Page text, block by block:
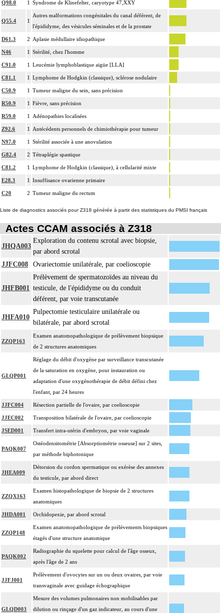
Q98.0 1 Syndrome de Klinefelter, caryotype 47,XXY
Q55.4 1
Autres malformations congénitales du canal déférent, de
l'épididyme, des vésicules séminales et de la prostate
D61.3 2 Aplasie médullaire idiopathique
N46 1 Stérilité, chez l'homme
C91.0 1 Leucémie lymphoblastique aigüe [LLA]
C81.1 1 Lymphome de Hodgkin (classique), sclérose nodulaire
C50.9 1 Tumeur maligne du sein, sans précision
R50.9 1 Fièvre, sans précision
R59.0 1 Adénopathies localisées
Z92.6 1 Antécédents personnels de chimiothérapie pour tumeur
N97.0 1 Stérilité associée à une anovulation
G82.4 2 Tétraplégie spastique
C81.2 1 Lymphome de Hodgkin (classique), à cellularité mixte
E28.3 1 Insuffisance ovarienne primaire
C20 2 Tumeur maligne du rectum
Liste de diagnostics associés pour Z318 générée à partir des statistiques du PMSI français
Actes CCAM associés à Z318
JHQA003
Exploration du contenu scrotal avec biopsie,
par abord scrotal
JJFC008
Ovariectomie unilatérale, par coelioscopie
JHFB001
Prélèvement de spermatozoïdes au niveau du
testicule, de l'épididyme ou du conduit
déférent, par voie transcutanée
JHFA010
Pulpectomie testiculaire unilatérale ou
bilatérale, par abord scrotal
ZZQP163
Examen anatomopathologique de prélèvement biopsique
de 2 structures anatomiques
GLQP001
Réglage du débit d'oxygène par surveillance transcutanée
de la saturation en oxygène, pour instauration ou
adaptation d'une oxygénothérapie de débit défini chez
l'enfant, par 24 heures
JJFC004 Résection partielle de l'ovaire, par coelioscopie
JJEC002 Transposition bilatérale de l'ovaire, par coelioscopie
JSED001 Transfert intra-utérin d'embryon, par voie vaginale
PAQK007
Ostéodensitométrie [Absorptiométrie osseuse] sur 2 sites,
par méthode biphotonique
JHEA009
Détorsion du cordon spermatique ou exérèse des annexes
du testicule, par abord direct
ZZQX163
Examen histopathologique de biopsie de 2 structures
anatomiques
JHDA001 Orchidopexie, par abord scrotal
ZZQP148
Examen anatomopathologique de prélèvements biopsiques
étagés d'une structure anatomique
PAQK002
Radiographie du squelette pour calcul de l'âge osseux,
après l'âge de 2 ans
JJFJ001
Prélèvement d'ovocytes sur un ou deux ovaires, par voie
transvaginale avec guidage échographique
GLQD003
Mesure des volumes pulmonaires non mobilisables par
dilution ou rinçage d'un gaz indicateur, au cours d'une